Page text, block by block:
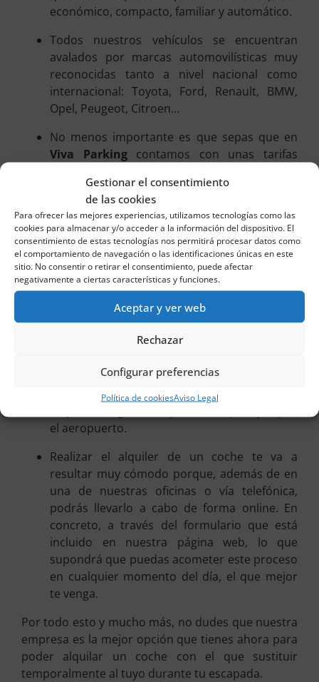
Gestionar el consentimiento
de las cookies
Para ofrecer las mejores experiencias, utilizamos tecnologías como las
cookies para almacenar y/o acceder a la información del dispositivo. El
consentimiento de estas tecnologías nos permitirá procesar datos como
el comportamiento de navegación o las identificaciones únicas en este
sitio. No consentir o retirar el consentimiento, puede afectar
negativamente a ciertas características y funciones.
Aceptar y ver web
Rechazar
Configurar preferencias
Política de cookiesAviso Legal
económico, compacto, familiar y automático.
Todos nuestros vehículos se encuentran
avalados por marcas automovilísticas muy
reconocidas tanto a nivel nacional como
internacional: Toyota, Ford, Renault, BMW,
Opel, Peugeot, Citroen…
No menos importante es que sepas que en
Viva Parkingcontamos con unas tarifas
cualquier bolsillo. De ahí que puedas alquilar
un coche con nosotros sin temor a dejarte un
dineral.
Te ofrecemos un seguro a todo riesgo sin
franquicia, Viva Relax, que te ofrece unas
condiciones estupendas y muy interesantes.
Te garantizamos, además, atención durante
que podemos hacerte entrega del automóvil
que reserves con nosotros en el lugar que
el aeropuerto.
Realizar el alquiler de un coche te va a
resultar muy cómodo porque, además de en
una de nuestras oficinas o vía telefónica,
podrás llevarlo a cabo de forma online. En
concreto, a través del formulario que está
incluido en nuestra página web, lo que
supondrá que puedas acometer este proceso
en cualquier momento del día, el que mejor
te venga.
Por todo esto y mucho más, no dudes que nuestra
empresa es la mejor opción que tienes ahora para
poder alquilar un coche con el que sustituir
temporalmente al tuyo durante tu escapada.